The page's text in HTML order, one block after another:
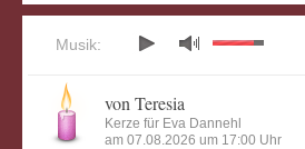
Musik:
von Teresia
Kerze für Eva Dannehl
am 07.08.2026 um 17:00 Uhr